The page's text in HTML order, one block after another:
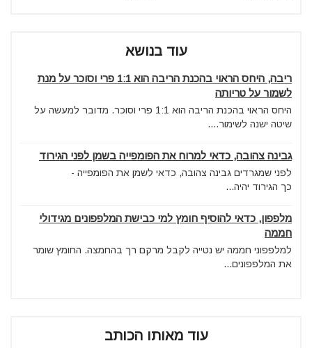
עוד בנושא
ריבה, היחס הראוי בהכנת הריבה הוא 1:1 פרי וסוכר על מנת
לשמור על טריותה
היחס הראוי בהכנת הריבה הוא 1:1 פרי וסוכר. מדובר למעשה על
שיטה ישנה לשימור....
גבינה צהובה, כדאי למרוח את הפומפייה בשמן לפני הגירוד
לפני שמגרדים גבינה צהובה, כדאי לשמן את הפומפייה -
כך הגירוד יהיה...
מלפפון, כדאי להוסיף חומץ למי כבישת המלפפונים מגידולי
חממה
למלפפוני חממה יש נטייה לקבל מרקם רך בהחמצה. החומץ שומר
את המלפפונים...
עוד מאותו הכותב